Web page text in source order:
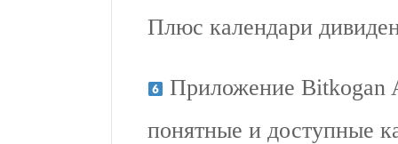
Плюс календари
Приложение Bitkogan
понятные и доступные